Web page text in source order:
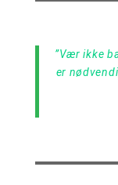
”Vær ikke
er